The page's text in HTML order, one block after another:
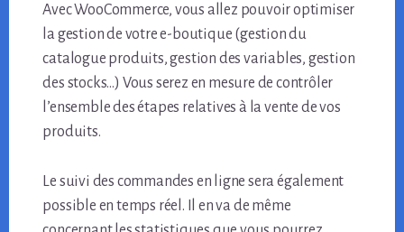
Avec WooCommerce, vous allez pouvoir optimiser
la gestion de votre e-boutique (gestion du
catalogue produits, gestion des variables, gestion
des stocks…) Vous serez en mesure de contrôler
l’ensemble des étapes relatives à la vente de vos
produits.
Le suivi des commandes en ligne sera également
possible en temps réel. Il en va de même